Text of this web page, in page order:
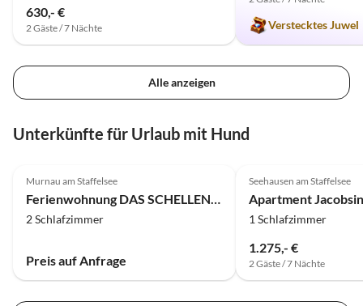
630,- €
2 Gäste / 7 Nächte Verstecktes Juwel
Alle anzeigen
Unterkünfte für Urlaub mit Hund
Murnau am Staffelsee
Ferienwohnung DAS SCHELLENWIES***** in Murnau
2 Schlafzimmer
Preis auf Anfrage
Seehausen am Staffelsee
Apartment
1 Schlafzimmer
1.275,- €
2 Gäste / 7 Nächte